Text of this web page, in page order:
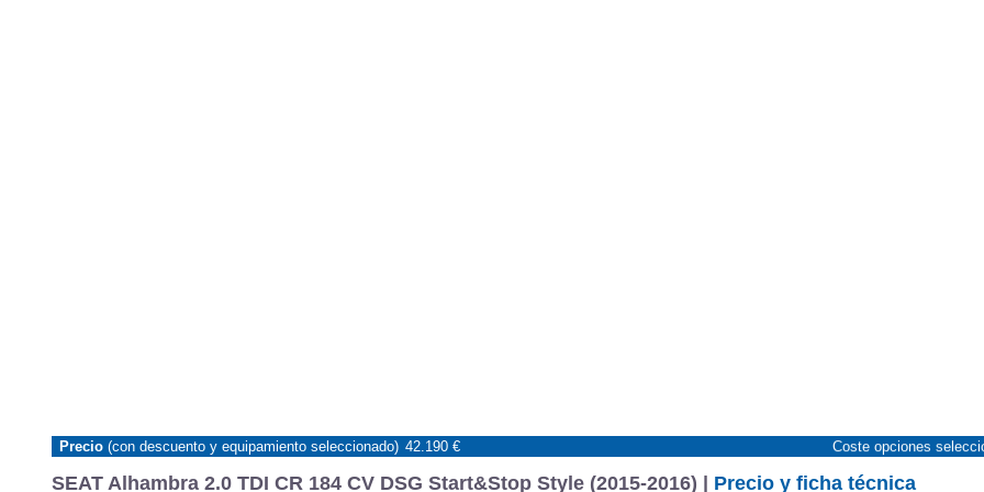
SEAT Alhambra 2.0 TDI CR 184 CV DSG Start&Stop Style (2015-2016) | Precio y ficha técnica
Precio (con descuento y equipamiento seleccionado) 42.190 € Coste opciones